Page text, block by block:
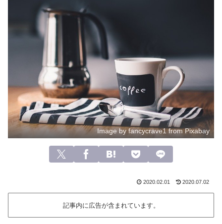
Image by fancycrave1 from Pixabay
2020.02.01 2020.07.02
記事内に広告が含まれています。